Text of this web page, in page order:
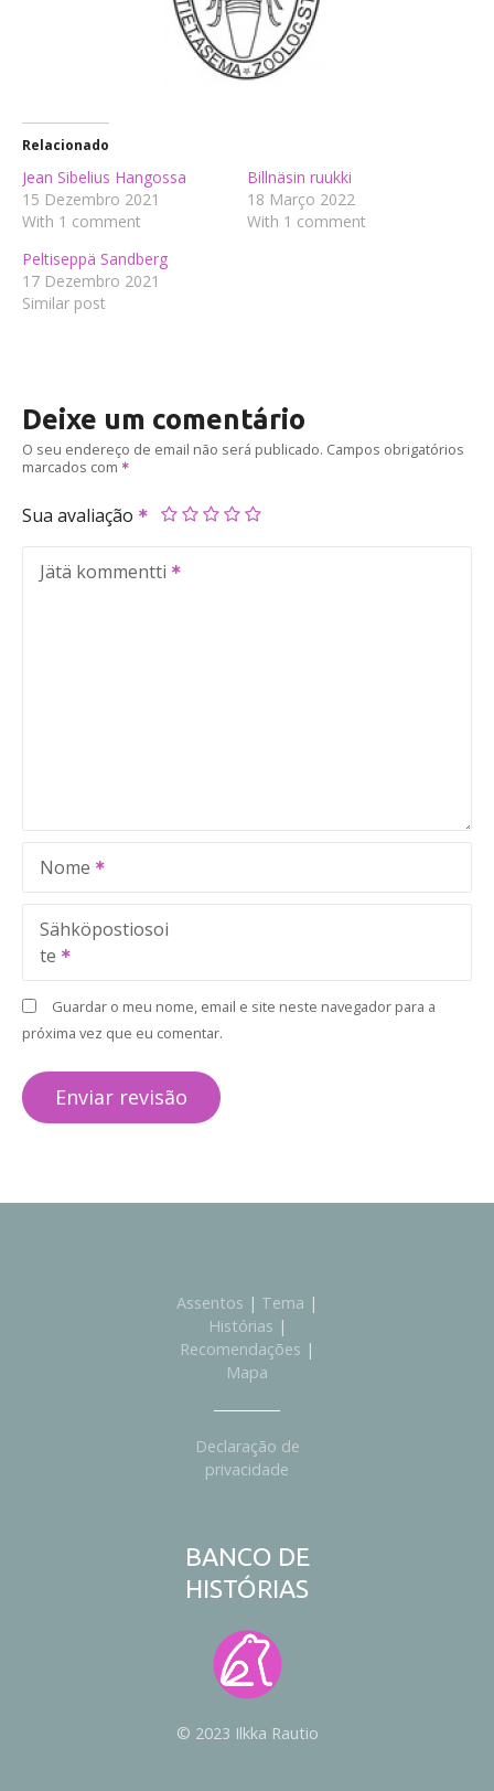
Relacionado
Jean Sibelius Hangossa
15 Dezembro 2021
With 1 comment
Billnäsin ruukki
18 Março 2022
With 1 comment
Peltiseppä Sandberg
17 Dezembro 2021
Similar post
Deixe um comentário
O seu endereço de email não será publicado. Campos obrigatórios
marcados com
Sua avaliação
Jätä kommentti
Nome
Sähköpostiosoi
te
Guardar o meu nome, email e site neste navegador para a
próxima vez que eu comentar.
Assentos | Tema |
Histórias |
Recomendações |
Mapa
Declaração de
privacidade
BANCO DE
HISTÓRIAS
© 2023 Ilkka Rautio